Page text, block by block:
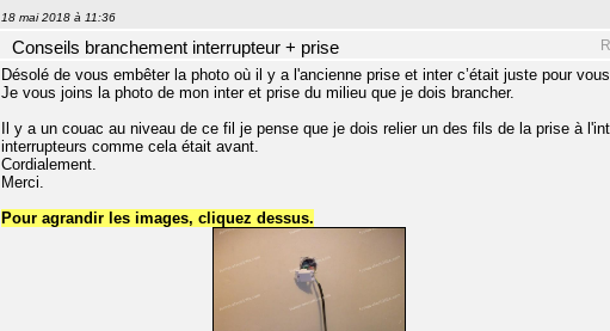
18 mai 2018 à 11:36
Conseils branchement interrupteur + prise
Désolé de vous embêter la photo où il y a l'ancienne prise et inter c’était juste pour
Je vous joins la photo de mon inter et prise du milieu que je dois brancher.
Il y a un couac au niveau de ce fil je pense que je dois relier un des fils de la prise à
interrupteurs comme cela était avant.
Cordialement.
Merci.
Pour agrandir les images, cliquez dessus.